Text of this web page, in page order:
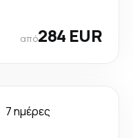
από284 EUR
7 ημέρες